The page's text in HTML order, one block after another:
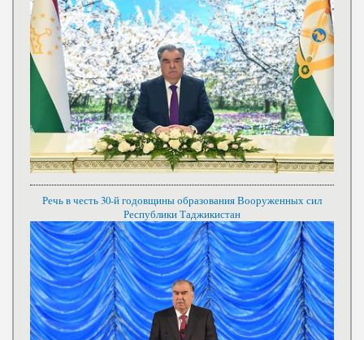
Речь в честь 30-й годовщины образования Вооруженных сил
Республики Таджикистан